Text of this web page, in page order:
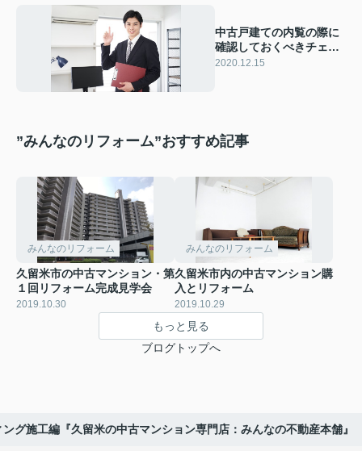
中古戸建ての内覧の際に
確認しておくべきチェッ
クポイントとは？
2020.12.15
”みんなのリフォーム”おすすめ記事
みんなのリフォーム
久留米市の中古マンション・第
１回リフォーム完成見学会
2019.10.30
みんなのリフォーム
久留米市内の中古マンション購
入とリフォーム
2019.10.29
もっと見る
ブログトップへ
施工編『久留米の中古マンション専門店：みんなの不動産本舗』